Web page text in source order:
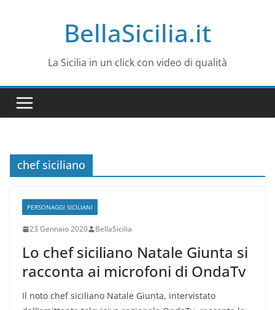
BellaSicilia.it
La Sicilia in un click con video di qualità
chef siciliano
PERSONAGGI SICILIANI
23 Gennaio 2020 BellaSicilia
Lo chef siciliano Natale Giunta si
racconta ai microfoni di OndaTv
Il noto chef siciliano Natale Giunta, intervistato